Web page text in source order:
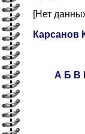
[Нет
Карсанов
А Б В